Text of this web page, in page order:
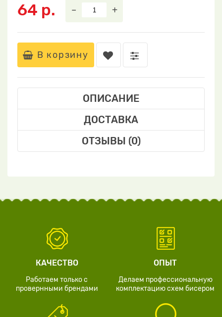
64 р. – +
В корзину
ОПИСАНИЕ
ДОСТАВКА
ОТЗЫВЫ (0)
КАЧЕСТВО
Работаем только с
провернными брендами
ОПЫТ
Делаем профессиональную
комплектацию схем бисером